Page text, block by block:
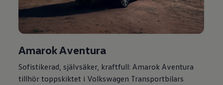
Amarok Aventura
Sofistikerad, självsäker, kraftfull: Amarok Aventura
tillhör toppskiktet i Volkswagen Transportbilars